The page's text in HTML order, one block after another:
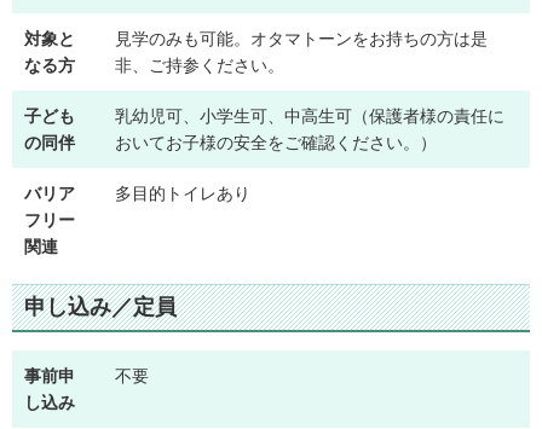
対象と
なる方
見学のみも可能。オタマトーンをお持ちの方は是
非、ご持参ください。
子ども
の同伴
乳幼児可、小学生可、中高生可（保護者様の責任に
おいてお子様の安全をご確認ください。）
バリア
フリー
関連
多目的トイレあり
申し込み／定員
事前申
し込み
不要